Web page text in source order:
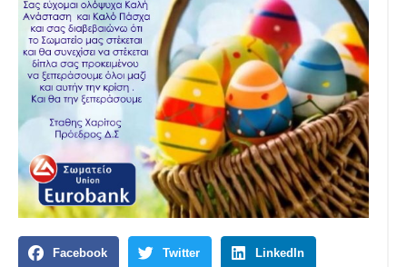
Facebook Twitter LinkedIn